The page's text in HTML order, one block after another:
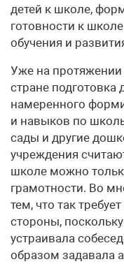
детей к школе,
готовности к
обучения и
Уже на протяжении
стране подготовка
намеренного
и навыков по
сады и другие
учреждения
школе можно
грамотности. Во
тем, что так
стороны,
устраивала
образом задавала